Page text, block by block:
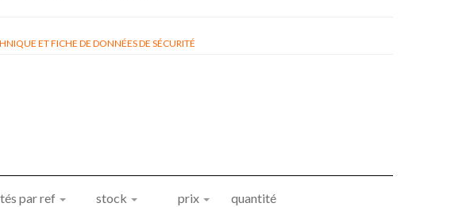
ET FICHE DE DONNÉES DE SÉCURITÉ
par ref stock prix quantité